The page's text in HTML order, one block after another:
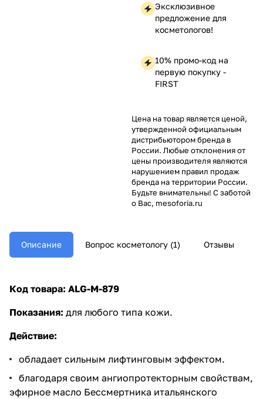
Эксклюзивное
предложение для
косметологов!
10% промо-код на
первую покупку -
FIRST
Цена на товар является ценой,
утвержденной официальным
дистрибьютором бренда в
России. Любые отклонения от
цены производителя являются
нарушением правил продаж
бренда на территории России.
Будьте внимательны! С заботой
о Вас, mesoforia.ru
Описание Вопрос косметологу (1) Отзывы
Код товара: ALG-M-879
Показания: для любого типа кожи.
Действие:
обладает сильным лифтинговым эффектом.
благодаря своим ангиопротекторным свойствам,
эфирное масло Бессмертника итальянского